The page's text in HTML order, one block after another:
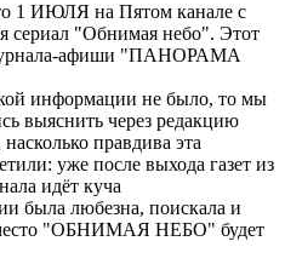
1 ИЮЛЯ на Пятом канале с
сериал "Обнимая небо". Этот
афиши "ПАНОРАМА
информации не было, то мы
выяснить через редакцию
правдива эта
уже после выхода газет из
идёт куча
была любезна, поискала и
"ОБНИМАЯ НЕБО" будет